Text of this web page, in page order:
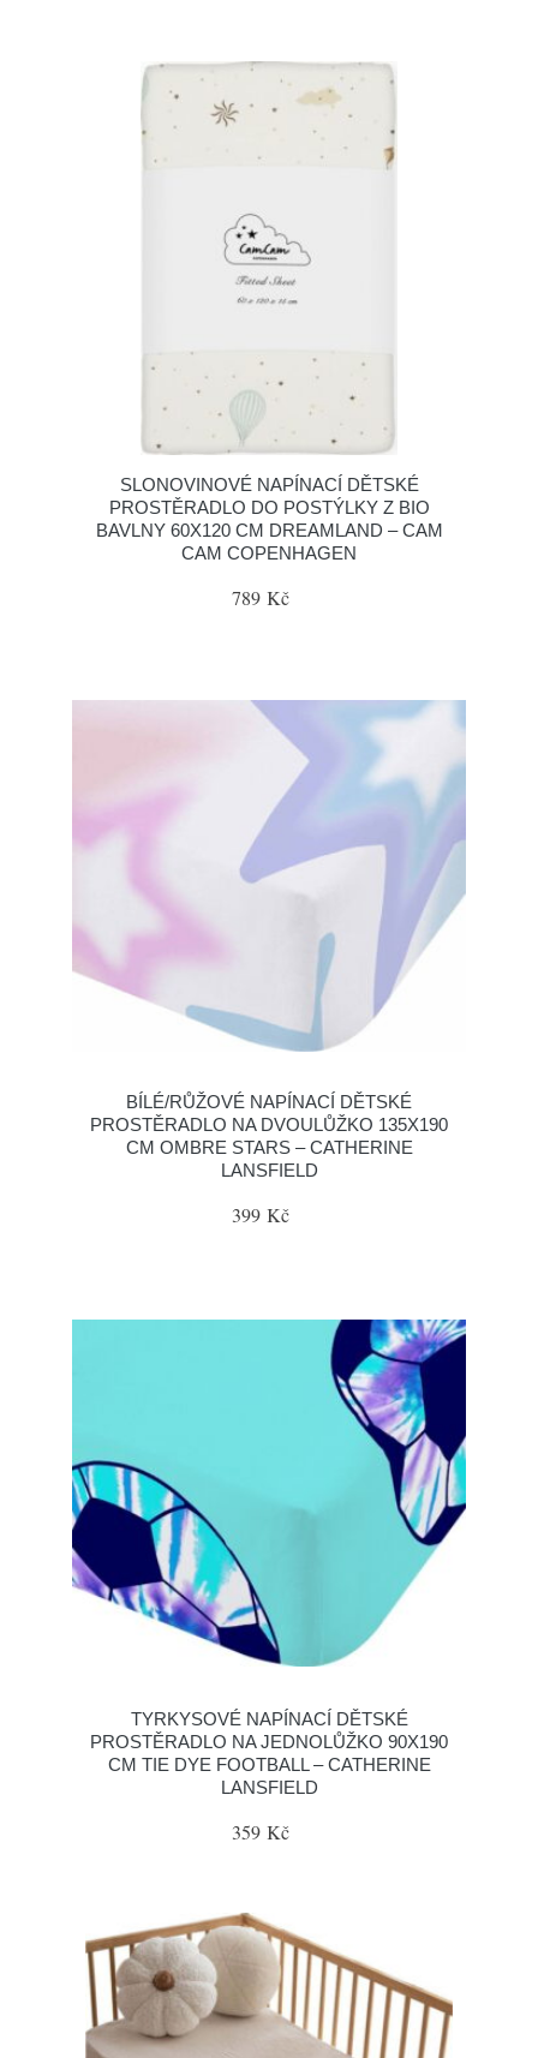
SLONOVINOVÉ NAPÍNACÍ DĚTSKÉ
PROSTĚRADLO DO POSTÝLKY Z BIO
BAVLNY 60X120 CM DREAMLAND – CAM
CAM COPENHAGEN
789 Kč
BÍLÉ/RŮŽOVÉ NAPÍNACÍ DĚTSKÉ
PROSTĚRADLO NA DVOULŮŽKO 135X190
CM OMBRE STARS – CATHERINE
LANSFIELD
399 Kč
TYRKYSOVÉ NAPÍNACÍ DĚTSKÉ
PROSTĚRADLO NA JEDNOLŮŽKO 90X190
CM TIE DYE FOOTBALL – CATHERINE
LANSFIELD
359 Kč